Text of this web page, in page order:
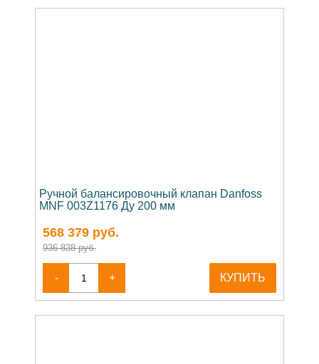
Ручной балансировочный клапан Danfoss
MNF 003Z1176 Ду 200 мм
568 379 руб.
936 838 руб.
- + КУПИТЬ